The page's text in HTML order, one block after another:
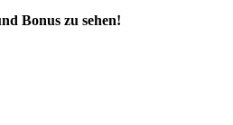
Bonus zu sehen!